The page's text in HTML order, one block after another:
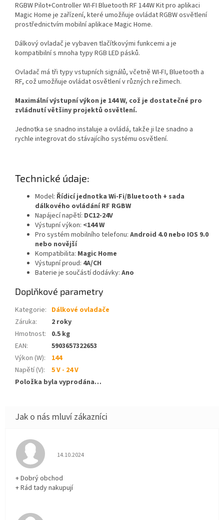
RGBW Pilot+Controller WI-FI Bluetooth RF 144W Kit pro aplikaci
Magic Home je zařízení, které umožňuje ovládat RGBW osvětlení
prostřednictvím mobilní aplikace Magic Home.
Dálkový ovladač je vybaven tlačítkovými funkcemi a je
kompatibilní s mnoha typy RGB LED pásků.
Ovladač má tři typy vstupních signálů, včetně WI-FI, Bluetooth a
RF, což umožňuje ovládat osvětlení v různých režimech.
Maximální výstupní výkon je 144 W, což je dostatečné pro
zvládnutí většiny projektů osvětlení.
Jednotka se snadno instaluje a ovládá, takže ji lze snadno a
rychle integrovat do stávajícího systému osvětlení.
Technické údaje:
Model: Řídicí jednotka Wi-Fi/Bluetooth + sada
dálkového ovládání RF RGBW
Napájecí napětí: DC12-24V
Výstupní výkon: <144 W
Pro systém mobilního telefonu: Android 4.0 nebo IOS 9.0
nebo novější
Kompatibilita: Magic Home
Výstupní proud: 4A/CH
Baterie je součástí dodávky: Ano
Doplňkové parametry
Kategorie: Dálkové ovladače
Záruka:
2 roky
Hmotnost:
0.5 kg
EAN:
5903657322653
Výkon (W):
144
Napětí (V):
5 V - 24 V
Položka byla vyprodána…
Hodnocení obchodu je 5 z 5 hvězdiček.
14.10.2024
+ Dobrý obchod
+ Rád tady nakupují